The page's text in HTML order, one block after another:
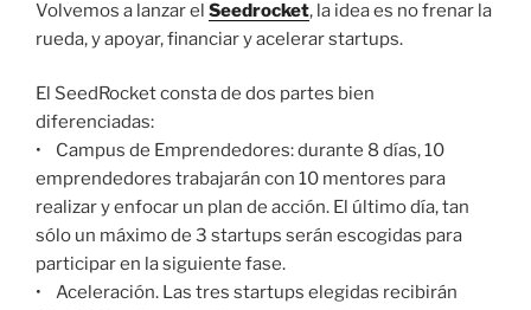
Volvemos a lanzar el Seedrocket, la idea es no frenar la
rueda, y apoyar, financiar y acelerar startups.
El SeedRocket consta de dos partes bien
diferenciadas:
• Campus de Emprendedores: durante 8 días, 10
emprendedores trabajarán con 10 mentores para
realizar y enfocar un plan de acción. El último día, tan
sólo un máximo de 3 startups serán escogidas para
participar en la siguiente fase.
• Aceleración. Las tres startups elegidas recibirán